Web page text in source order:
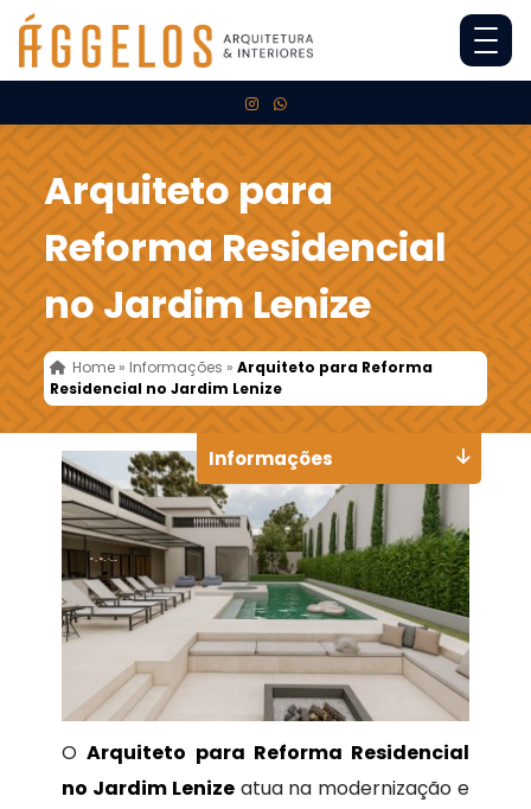
Arquiteto para
Reforma Residencial
no Jardim Lenize
Home » Informações »Arquiteto para Reforma
Residencial no Jardim Lenize
OArquiteto para Reforma Residencial
no Jardim Lenizeatua na modernização e
Informações